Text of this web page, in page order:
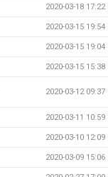
2020-03-18 17:22
2020-03-15 19:54
2020-03-15 19:04
2020-03-15 15:38
2020-03-12 09:37
2020-03-11 10:59
2020-03-10 12:09
2020-03-09 15:06